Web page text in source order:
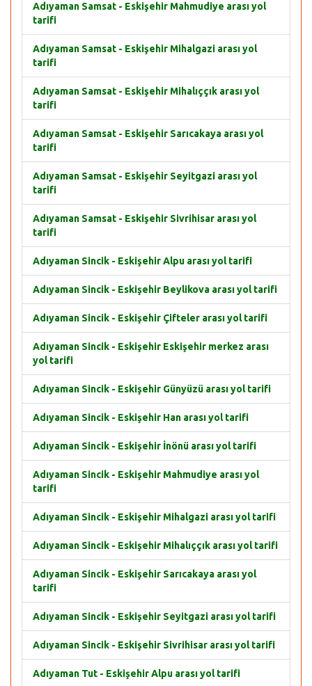
Adıyaman Samsat - Eskişehir Mahmudiye arası yol
tarifi
Adıyaman Samsat - Eskişehir Mihalgazi arası yol
tarifi
Adıyaman Samsat - Eskişehir Mihalıççık arası yol
tarifi
Adıyaman Samsat - Eskişehir Sarıcakaya arası yol
tarifi
Adıyaman Samsat - Eskişehir Seyitgazi arası yol
tarifi
Adıyaman Samsat - Eskişehir Sivrihisar arası yol
tarifi
Adıyaman Sincik - Eskişehir Alpu arası yol tarifi
Adıyaman Sincik - Eskişehir Beylikova arası yol tarifi
Adıyaman Sincik - Eskişehir Çifteler arası yol tarifi
Adıyaman Sincik - Eskişehir Eskişehir merkez arası
yol tarifi
Adıyaman Sincik - Eskişehir Günyüzü arası yol tarifi
Adıyaman Sincik - Eskişehir Han arası yol tarifi
Adıyaman Sincik - Eskişehir İnönü arası yol tarifi
Adıyaman Sincik - Eskişehir Mahmudiye arası yol
tarifi
Adıyaman Sincik - Eskişehir Mihalgazi arası yol tarifi
Adıyaman Sincik - Eskişehir Mihalıççık arası yol tarifi
Adıyaman Sincik - Eskişehir Sarıcakaya arası yol
tarifi
Adıyaman Sincik - Eskişehir Seyitgazi arası yol tarifi
Adıyaman Sincik - Eskişehir Sivrihisar arası yol tarifi
Adıyaman Tut - Eskişehir Alpu arası yol tarifi